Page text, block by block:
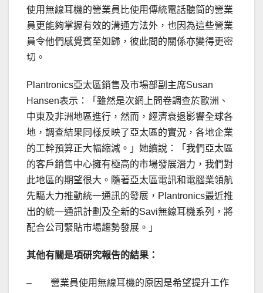
使用無線耳機的營業員比使用傳統電話聽筒的營業
員更能夠掌握有效的溝通方法外，也因為這些營業
員令他們感覺賓至如歸，彼此間的關係亦變得更密
切。
Plantronics亞太區銷售及市場部副主席Susan
Hansen表示：「雖然是次網上問卷調查於歐洲、
中東及非洲地區進行，然而，經濟衰退影響全球各
地，調查結果同樣反映了亞太區的實況，各地企業
的工幹預算正大幅縮減。」她續說：「我們亞太區
的客戶銷售中心擁有極高的市場發展潛力，我們對
此地區的期望很大。隨著亞太區電訊和電腦業領航
先驅大力推動統一通訊的發展，Plantronics最近推
出的統一通訊計劃及全新的Savi無線耳機系列，將
配合公司緊貼市場趨勢發展。」
其他有關是項研究報告的結果：
– 營業員使用無線耳機的原因是希望提升工作